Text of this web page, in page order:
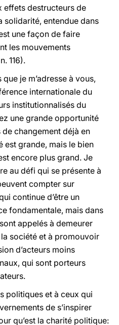
effets destructeurs de
solidarité, entendue dans
une façon de faire
les mouvements
116).
je m’adresse à vous,
internationale du
institutionnalisés du
une grande opportunité
changement déjà en
est grande, mais le bien
encore plus grand. Je
au défi qui se présente à
compter sur
continue d’être un
fondamentale, mais dans
appelés à demeurer
société et à promouvoir
d’acteurs moins
qui sont porteurs
politiques et à ceux qui
de s’inspirer
qu’est la charité politique: